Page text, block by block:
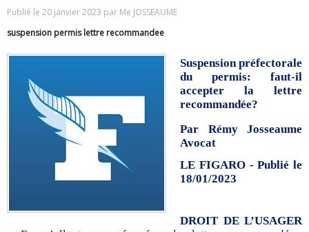
Publié le 20 janvier 2023 par Me JOSSEAUME
suspension permis lettre recommandee
Suspension préfectorale
du permis: faut-il
accepter la lettre
recommandée?
Par Rémy Josseaume
Avocat
LE FIGARO - Publié le
18/01/2023
DROIT DE L’USAGER